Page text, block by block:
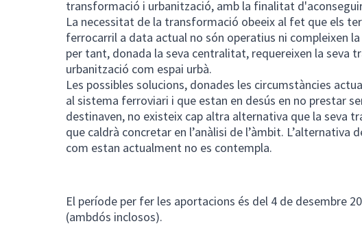
transformació i urbanització, amb la finalitat
La necessitat de la transformació obeeix al fet que els
ferrocarril a data actual no són operatius ni compleixen
per tant, donada la seva centralitat, requereixen la seva
urbanització com espai urbà.
Les possibles solucions, donades les circumstàncies
al sistema ferroviari i que estan en desús en no prestar
destinaven, no existeix cap altra alternativa que la seva
que caldrà concretar en l’anàlisi de l’àmbit. L’alternativa
com estan actualment no es contempla.
El període per fer les aportacions és del 4 de desembre
(ambdós inclosos).